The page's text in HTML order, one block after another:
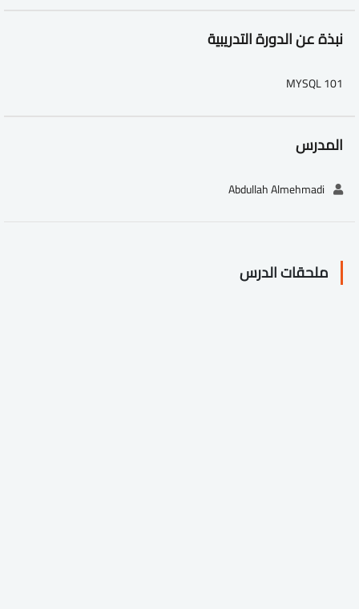
نبذة عن الدورة التدريبية
MYSQL 101
المدرس
ملحقات الدرس